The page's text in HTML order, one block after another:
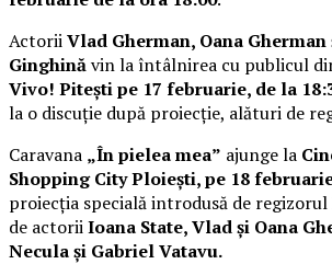
ActoriiVlad Gherman, Oana Gherman
Ginghinăvin la întâlnirea cu publicul
Vivo! Pitești pe 17 februarie, de la
la o discuție după proiecție, alături de
Caravana „În pielea mea” ajunge la
Shopping City Ploiești, pe 18
proiecția specială introdusă de regizorul
de actoriiIoana State, Vlad și Oana
Necula și Gabriel Vatavu.